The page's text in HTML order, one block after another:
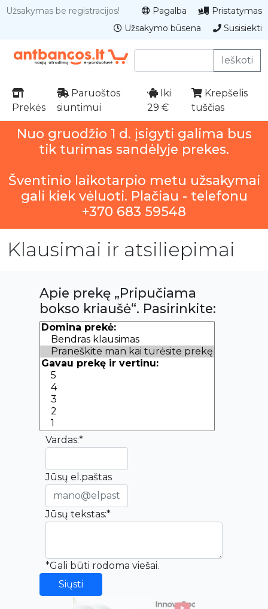
Užsakymas be registracijos! Pagalba
Pristatymas
Užsakymo būsena
Susisiekti
Ieškoti
Prekės
Paruoštos
siuntimui
Iki
29 €
Krepšelis
tuščias
Nuo gruodžio 1 d. įsigyti galima bus
tik turimas sandėlyje prekes.
Šventinio laikotarpio metu užsakymai
gali kiek vėluoti. Plačiau - telefonu
+370 683 59548
Klausimai ir atsiliepimai
Apie prekę „Pripučiama
bokso kriaušė“. Pasirinkite:
Vardas:*
Jūsų el.paštas
Jūsų tekstas:*
*Gali būti rodoma viešai.
Siųsti